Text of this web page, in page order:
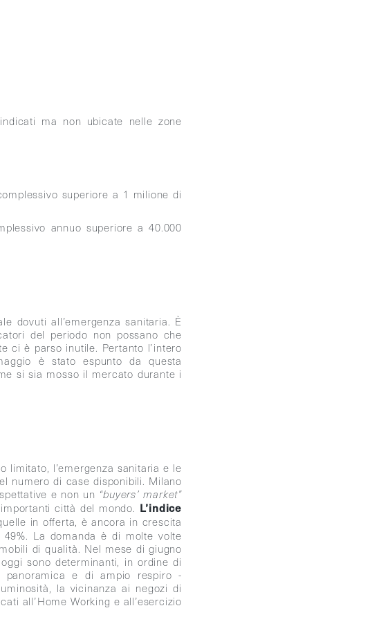
ma non ubicate nelle zone
superiore a 1 milione di
annuo superiore a 40.000
dovuti all’emergenza sanitaria. È
del periodo non possano che
ci è parso inutile. Pertanto l’intero
è stato espunto da questa
si sia mosso il mercato durante i
limitato, l’emergenza sanitaria e le
numero di case disponibili. Milano
e non un “buyers’ market”
città del mondo. L’indice
in offerta, è ancora in crescita
La domanda è di molte volte
di qualità. Nel mese di giugno
sono determinanti, in ordine di
panoramica e di ampio respiro -
la vicinanza ai negozi di
all’Home Working e all’esercizio